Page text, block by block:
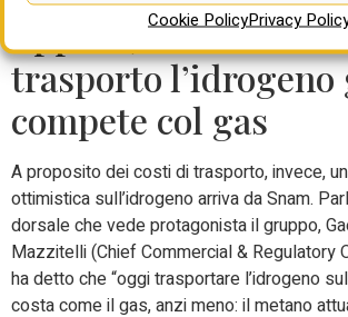
Cookie PolicyPrivacy
Eppure, sui costi di
trasporto l’idrogeno
compete col gas
A proposito dei costi di trasporto, invece,
ottimistica sull’idrogeno arriva da Snam.
dorsale che vede protagonista il gruppo,
Mazzitelli (Chief Commercial & Regulatory
ha detto che “oggi trasportare l’idrogeno
costa come il gas, anzi meno: il metano